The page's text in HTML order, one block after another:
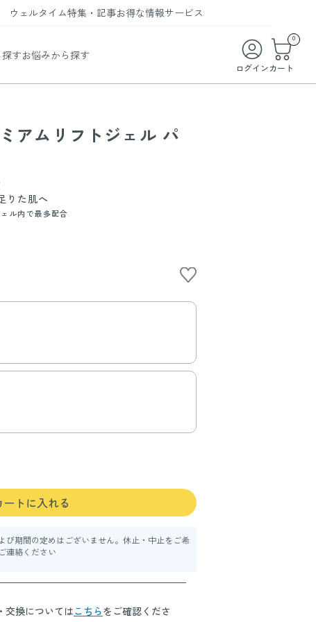
ログイン
0
カート
ウェルタイム
ビューティータイム
ヘルスケアタイム
ライフスタイルタイム
特集・記事
WELMAG
お得な情報
WEB限定/期間限定キャンペーン
まとめ買い商品
サービス
メンバーシッププログラム
LINEお友達登録
お問い合わせ
す
ードトワレ
コラーゲン
お悩みから探す
アムリフトジェル パ
りた肌へ
ル内で最多配合
ートに入れる
期間の定めはございません。休止・中止をご希
連絡ください
交換についてはこちらをご確認くださ